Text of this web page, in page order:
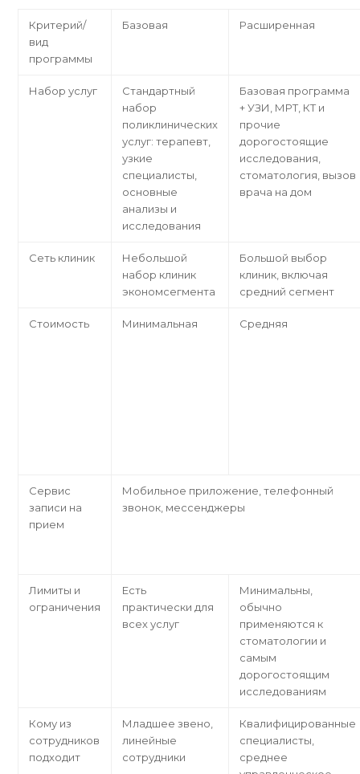
Критерий/
вид
программы
Базовая Расширенная
Набор услуг
Стандартный
набор
поликлинических
услуг: терапевт,
узкие
специалисты,
основные
анализы и
исследования
Базовая программа
+ УЗИ, МРТ, КТ и
прочие
дорогостоящие
исследования,
стоматология, вызов
врача на дом
Сеть клиник
Небольшой
набор клиник
экономсегмента
Большой выбор
клиник, включая
средний сегмент
Стоимость Минимальная Средняя
Сервис
записи на
прием
Мобильное приложение, телефонный
звонок, мессенджеры
Лимиты и
ограничения
Есть
практически для
всех услуг
Минимальны,
обычно
применяются к
стоматологии и
самым
дорогостоящим
исследованиям
Кому из
сотрудников
подходит
Младшее звено,
линейные
сотрудники
Квалифицированные
специалисты,
среднее